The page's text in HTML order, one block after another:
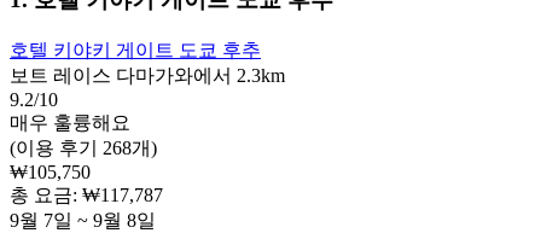
호텔 키야키 게이트 도쿄 후추
보트 레이스 다마가와에서 2.3km
9.2/10
매우 훌륭해요
(이용 후기 268개)
₩105,750
총 요금: ₩117,787
9월 7일 ~ 9월 8일